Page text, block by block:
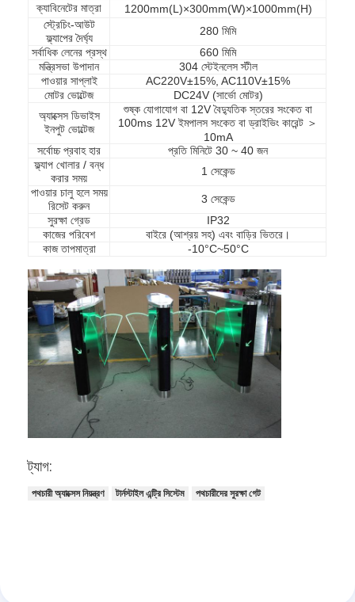
বাড়ি
ক্যাবিনেটের মাত্রা
1200mm(L)×300mm(W)×1000mm(H)
স্ট্রেচিং-আউট
ফ্ল্যাপের দৈর্ঘ্য
280 মিমি
সর্বাধিক লেনের প্রস্থ
660 মিমি
মন্ত্রিসভা উপাদান
304 স্টেইনলেস স্টীল
পাওয়ার সাপ্লাই
AC220V±15%, AC110V±15%
মোটর ভোল্টেজ
DC24V (সার্ভো মোটর)
অ্যাক্সেস ডিভাইস
ইনপুট ভোল্টেজ
শুষ্ক যোগাযোগ বা 12V বৈদ্যুতিক স্তরের সংকেত বা
100ms 12V ইমপালস সংকেত বা ড্রাইভিং কারেন্ট ＞
10mA
সর্বোচ্চ প্রবাহ হার
প্রতি মিনিটে 30 ~ 40 জন
ফ্ল্যাপ খোলার / বন্ধ
করার সময়
1 সেকেন্ড
পাওয়ার চালু হলে সময়
রিসেট করুন
3 সেকেন্ড
সুরক্ষা গ্রেড
IP32
কাজের পরিবেশ
বাইরে (আশ্রয় সহ) এবং বাড়ির ভিতরে।
কাজ তাপমাত্রা
-10°C~50°C
ট্যাগ:
পথচারী অ্যাক্সেস নিয়ন্ত্রণ টার্নস্টাইল এন্ট্রি সিস্টেম পথচারীদের সুরক্ষা গেট